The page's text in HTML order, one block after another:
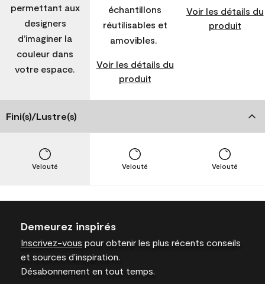
permettant aux
designers
d’imaginer la
couleur dans
votre espace.
échantillons
réutilisables et
amovibles.
Voir les détails du
produit
Voir les détails du
produit
Fini(s)/Lustre(s)
Velouté Velouté Velouté
Demeurez inspirés
Inscrivez-vous pour obtenir les plus récents conseils
et sources d’inspiration.
Désabonnement en tout temps.